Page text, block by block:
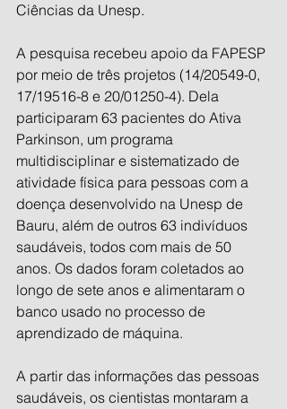
Ciências da Unesp.
A pesquisa recebeu apoio da FAPESP
por meio de três projetos (14/20549-0,
17/19516-8 e 20/01250-4). Dela
participaram 63 pacientes do Ativa
Parkinson, um programa
multidisciplinar e sistematizado de
atividade física para pessoas com a
doença desenvolvido na Unesp de
Bauru, além de outros 63 indivíduos
saudáveis, todos com mais de 50
anos. Os dados foram coletados ao
longo de sete anos e alimentaram o
banco usado no processo de
aprendizado de máquina.
A partir das informações das pessoas
saudáveis, os cientistas montaram a